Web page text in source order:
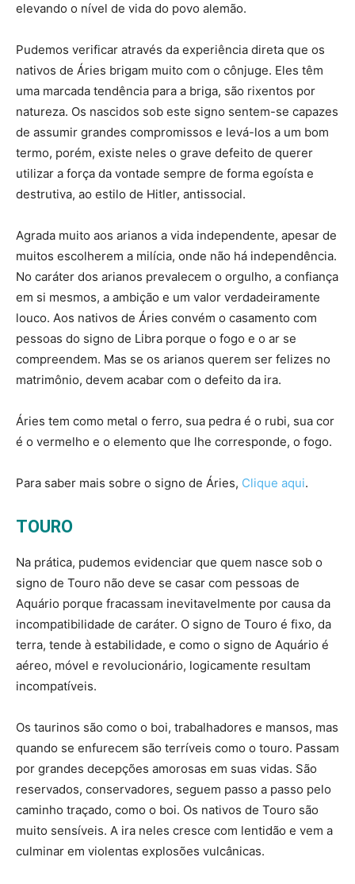
elevando o nível de vida do povo alemão.
Pudemos verificar através da experiência direta que os
nativos de Áries brigam muito com o cônjuge. Eles têm
uma marcada tendência para a briga, são rixentos por
natureza. Os nascidos sob este signo sentem-se capazes
de assumir grandes compromissos e levá-los a um bom
termo, porém, existe neles o grave defeito de querer
utilizar a força da vontade sempre de forma egoísta e
destrutiva, ao estilo de Hitler, antissocial.
Agrada muito aos arianos a vida independente, apesar de
muitos escolherem a milícia, onde não há independência.
No caráter dos arianos prevalecem o orgulho, a confiança
em si mesmos, a ambição e um valor verdadeiramente
louco. Aos nativos de Áries convém o casamento com
pessoas do signo de Libra porque o fogo e o ar se
compreendem. Mas se os arianos querem ser felizes no
matrimônio, devem acabar com o defeito da ira.
Áries tem como metal o ferro, sua pedra é o rubi, sua cor
é o vermelho e o elemento que lhe corresponde, o fogo.
Para saber mais sobre o signo de Áries, Clique aqui.
TOURO
Na prática, pudemos evidenciar que quem nasce sob o
signo de Touro não deve se casar com pessoas de
Aquário porque fracassam inevitavelmente por causa da
incompatibilidade de caráter. O signo de Touro é fixo, da
terra, tende à estabilidade, e como o signo de Aquário é
aéreo, móvel e revolucionário, logicamente resultam
incompatíveis.
Os taurinos são como o boi, trabalhadores e mansos, mas
quando se enfurecem são terríveis como o touro. Passam
por grandes decepções amorosas em suas vidas. São
reservados, conservadores, seguem passo a passo pelo
caminho traçado, como o boi. Os nativos de Touro são
muito sensíveis. A ira neles cresce com lentidão e vem a
culminar em violentas explosões vulcânicas.